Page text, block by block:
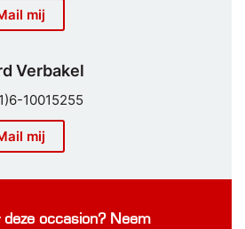
occasion? Neem
mij
Verbakel
10015255
mij